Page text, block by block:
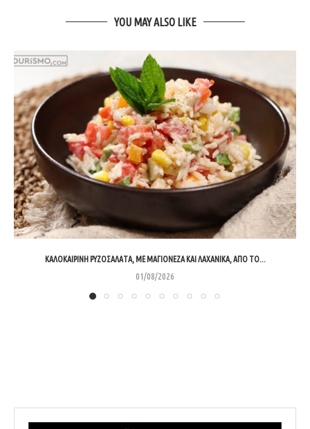
YOU MAY ALSO LIKE
ΚΑΛΟΚΑΙΡΙΝΉ ΡΥΖΟΣΑΛΆΤΑ, ΜΕ ΜΑΓΙΟΝΈΖΑ ΚΑΙ ΛΑΧΑΝΙΚΆ, ΑΠΌ ΤΟ...
01/08/2026